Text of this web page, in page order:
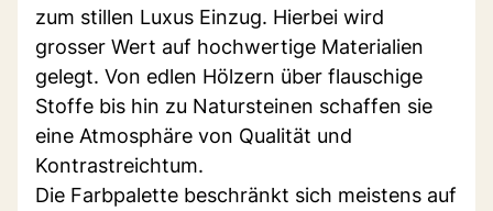
zum stillen Luxus Einzug. Hierbei wird
grosser Wert auf hochwertige Materialien
gelegt. Von edlen Hölzern über flauschige
Stoffe bis hin zu Natursteinen schaffen sie
eine Atmosphäre von Qualität und
Kontrastreichtum.
Die Farbpalette beschränkt sich meistens auf